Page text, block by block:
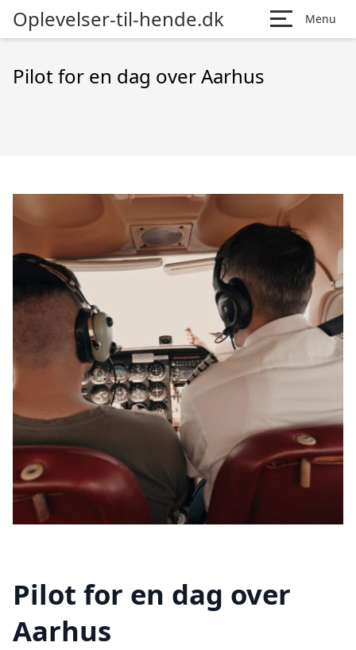
Oplevelser-til-hende.dk Menu
Pilot for en dag over Aarhus
Pilot for en dag over
Aarhus